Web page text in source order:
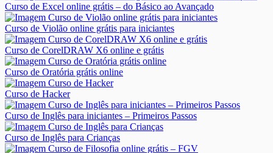
Curso de Excel online grátis – do Básico ao Avançado
Curso de Violão online grátis para iniciantes
Curso de CorelDRAW X6 online e grátis
Curso de Oratória grátis online
Curso de Hacker
Curso de Inglês para iniciantes – Primeiros Passos
Curso de Inglês para Crianças